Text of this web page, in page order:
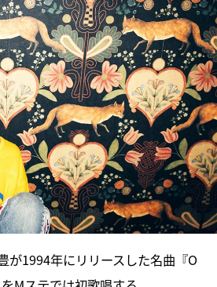
が1994年にリリースした名曲『O